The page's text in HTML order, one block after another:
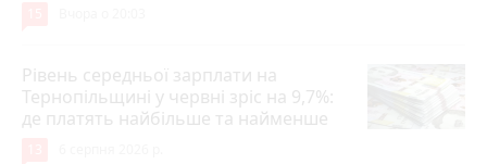
Рівень середньої зарплати на
Тернопільщині у червні зріс на 9,7%:
де платять найбільше та найменше